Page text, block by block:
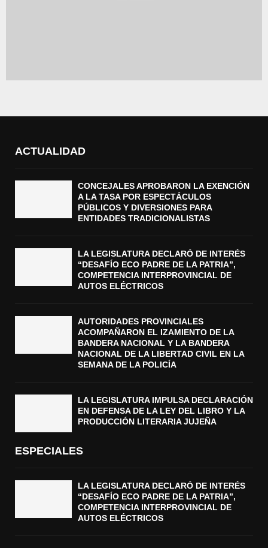
ACTUALIDAD
CONCEJALES APROBARON LA EXENCIÓN
A LA TASA POR ESPECTÁCULOS
PÚBLICOS Y DIVERSIONES PARA
ENTIDADES TRADICIONALISTAS
LA LEGISLATURA DECLARÓ DE INTERÉS
“DESAFÍO ECO PADRE DE LA PATRIA”,
COMPETENCIA INTERPROVINCIAL DE
AUTOS ELÉCTRICOS
AUTORIDADES PROVINCIALES
ACOMPAÑARON EL IZAMIENTO DE LA
BANDERA NACIONAL Y LA BANDERA
NACIONAL DE LA LIBERTAD CIVIL EN LA
SEMANA DE LA POLICÍA
LA LEGISLATURA IMPULSA DECLARACIÓN
EN DEFENSA DE LA LEY DEL LIBRO Y LA
PRODUCCIÓN LITERARIA JUJEÑA
ESPECIALES
LA LEGISLATURA DECLARÓ DE INTERÉS
“DESAFÍO ECO PADRE DE LA PATRIA”,
COMPETENCIA INTERPROVINCIAL DE
AUTOS ELÉCTRICOS